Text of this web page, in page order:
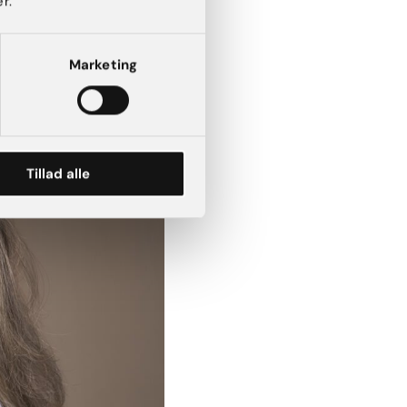
Marketing
Tillad alle